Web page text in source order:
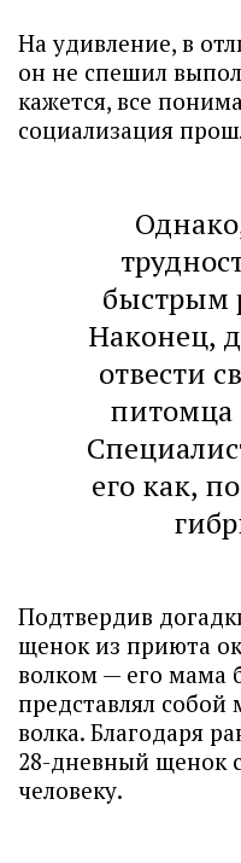
На удивление, в
он не спешил
кажется, все
социализация
быстрым
Наконец,
отвести
питомца
его как,
Подтвердив
щенок из приюта
волком — его мама
представлял собой
волка. Благодаря
28-дневный щенок
человеку.